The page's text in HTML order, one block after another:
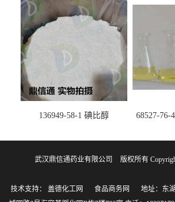
136949-58-1 碘比醇
68527-76-
剂 -香精
武汉鼎信通药业有限公司 版权所有
技术支持： 盖德化工网 食品商务网
地址：东